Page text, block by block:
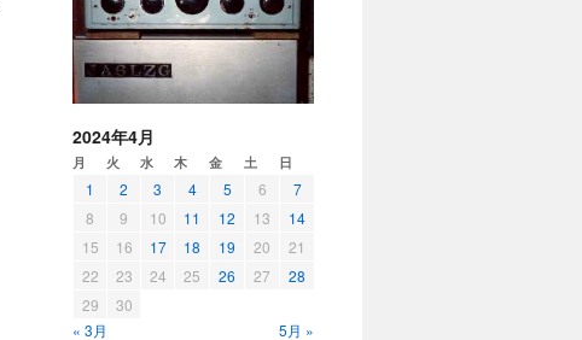
2024年4月
月 火 水 木 金 土 日
1 2 3 4 5 6
7
8
9 10 11 12 13
14
15
16 17 18 19 20
21
22
23 24 25 26 27
28
29
30
« 3月
5月 »